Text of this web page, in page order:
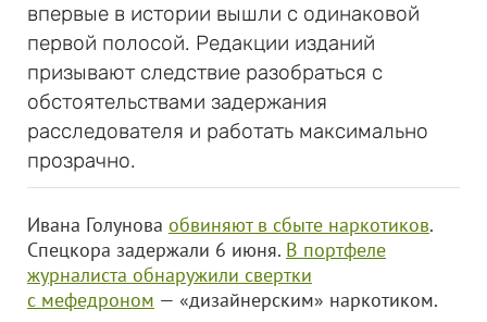
впервые в истории вышли с одинаковой
первой полосой. Редакции изданий
призывают следствие разобраться с
обстоятельствами задержания
расследователя и работать максимально
прозрачно.
Ивана Голунова обвиняют в сбыте наркотиков.
Спецкора задержали 6 июня. В портфеле
журналиста обнаружили свертки
с мефедроном — «дизайнерским» наркотиком.